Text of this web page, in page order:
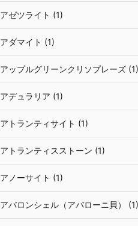
アゼツライト (1)
アダマイト (1)
アップルグリーンクリソプレーズ (1)
アデュラリア (1)
アトランティサイト (1)
アトランティスストーン (1)
アノーサイト (1)
アバロンシェル（アバローニ貝） (1)